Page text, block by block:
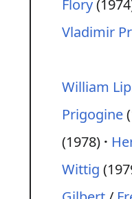
Flory
Vladimir
William
Prigogine
(1978)
Wittig